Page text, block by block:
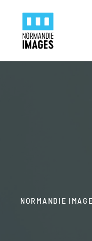
Skip to main content
NORMANDIE